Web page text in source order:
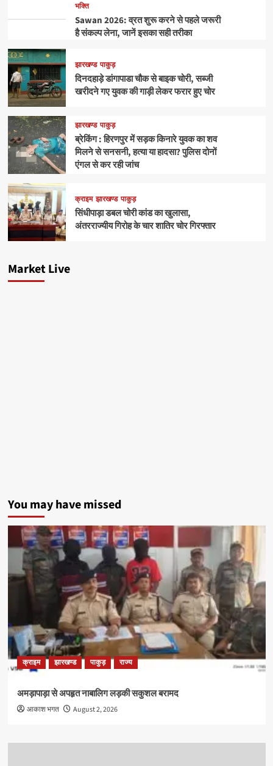
भक्ति
Sawan 2026: व्रत शुरू करने से पहले जरूरी
है संकल्प लेना, जानें इसका सही तरीका
झारखण्ड पाकुड़
दिनदहाड़े डांगापाडा चौक से बाइक चोरी, सब्जी
खरीदने गए युवक की गाड़ी लेकर फरार हुए चोर
झारखण्ड पाकुड़
ब्रेकिंग : हिरणपुर में सड़क किनारे युवक का शव
मिलने से सनसनी, हत्या या हादसा? पुलिस दोनों
एंगल से कर रही जांच
क्राइम झारखण्ड पाकुड़
सिंधीपाड़ा डबल चोरी कांड का खुलासा,
अंतरराज्यीय गिरोह के चार शातिर चोर गिरफ्तार
Market Live
You may have missed
क्राइम झारखण्ड पाकुड़ राज्य
अमड़ापाड़ा से अपहृत नाबालिग लड़की सकुशल बरामद
आकाश भगत August 2, 2026